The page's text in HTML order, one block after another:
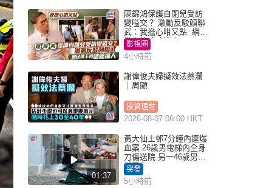
陳錦鴻保護自閉兒受訪
變嗌交？ 激動反駁顏聯
武：我擔心咁又點 網民
批主持咄咄逼人
影視圈
4小時前
謝偉俊夫婦擬效法蔡瀾
｜周顯
投資理財
2026-08-07 06:00 HKT
01:37
黃大仙上邨7分鐘內連爆
血案 26歲男電梯內全身
刀傷送院 另一46歲男倒
斃平台
突發
5小時前